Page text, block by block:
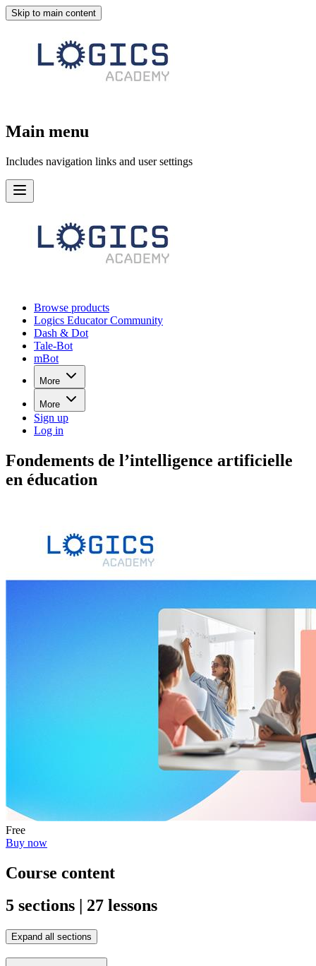
Skip to main content
Main menu
Includes navigation links and user settings
Browse products
Logics Educator Community
Dash & Dot
Tale-Bot
mBot
More
More
Sign up
Log in
Fondements de l’intelligence artificielle
en éducation
Free
Buy now
Course content
5 sections | 27 lessons
Expand all sections